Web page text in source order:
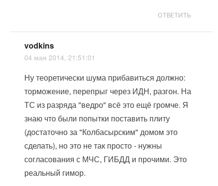
ОТВЕТИТЬ
vodkins
04 мая 2014, 21:51:01
Ну теоретически шума прибавиться должно:
торможение, перепрыг через ИДН, разгон. На
ТС из разряда "ведро" всё это ещё громче. Я
знаю что были попытки поставить плиту
(достаточно за "Колбасырским" домом это
сделать), но это не так просто - нужны
согласования с МЧС, ГИБДД и прочими. Это
реальный гимор.